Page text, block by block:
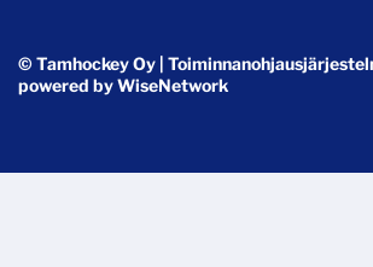
© Tamhockey Oy |
powered byWiseNetwork